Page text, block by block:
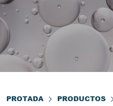
PROTADA PRODUCTOS